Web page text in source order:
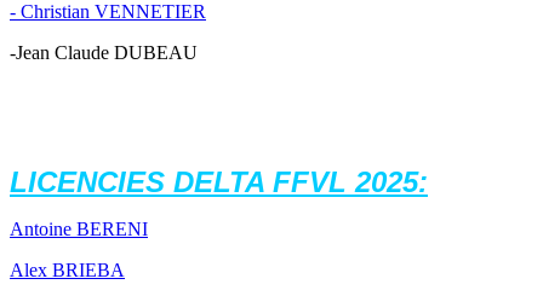
- Christian VENNETIER
-Jean Claude DUBEAU
LICENCIES DELTA FFVL 2025:
Antoine BERENI
Alex BRIEBA